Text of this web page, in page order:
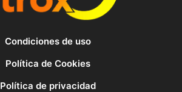
Condiciones de uso
Política de Cookies
Política de privacidad